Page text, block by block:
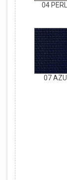
04
07